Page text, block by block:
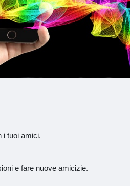
i tuoi amici.
e fare nuove amicizie.